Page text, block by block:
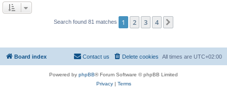
Search found 81 matches 1 2 3 4
Board index All times are UTC+02:00
Delete cookies
Contact us
Powered by phpBB® Forum Software © phpBB Limited
Privacy| Terms